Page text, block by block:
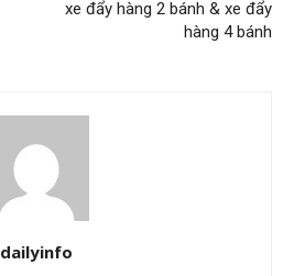
xe đẩy hàng 2 bánh & xe đẩy
hàng 4 bánh
dailyinfo